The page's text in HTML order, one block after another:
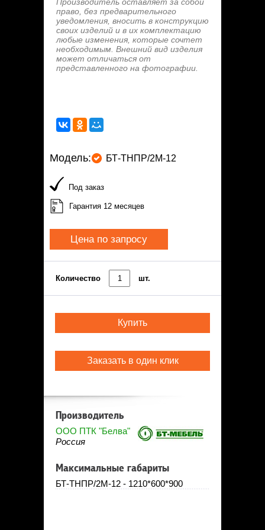
право, без предварительного
уведомления, вносить в конструкцию
своих изделий и в их комплектацию
любые изменения, которые сочтет
необходимым. Внешний вид изделия
может отличаться от
представленного на фотографии.
Модель: БТ-ТНПР/2М-12
Под заказ
Гарантия 12 месяцев
Цена по запросу
Количество шт.
Купить
Заказать в один клик
Производитель
ООО ПТК "Белва"
Россия
Максимальные габариты
БТ-ТНПР/2М-12 - 1210*600*900